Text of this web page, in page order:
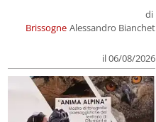
Brissogne
di
Alessandro Bianchet
il 06/08/2026